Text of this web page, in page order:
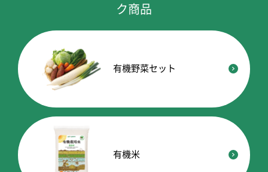
ク商品
有機野菜セット
有機米